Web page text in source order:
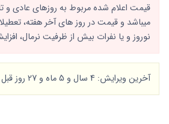
قیمت اعلام شده مربوط به روزهای عادی و
میباشد و قیمت در روز های آخر هفته،
نوروز و یا نفرات بیش از ظرفیت نرمال،
آخرین ویرایش: 4 سال و 5 ماه و 27 روز قبل